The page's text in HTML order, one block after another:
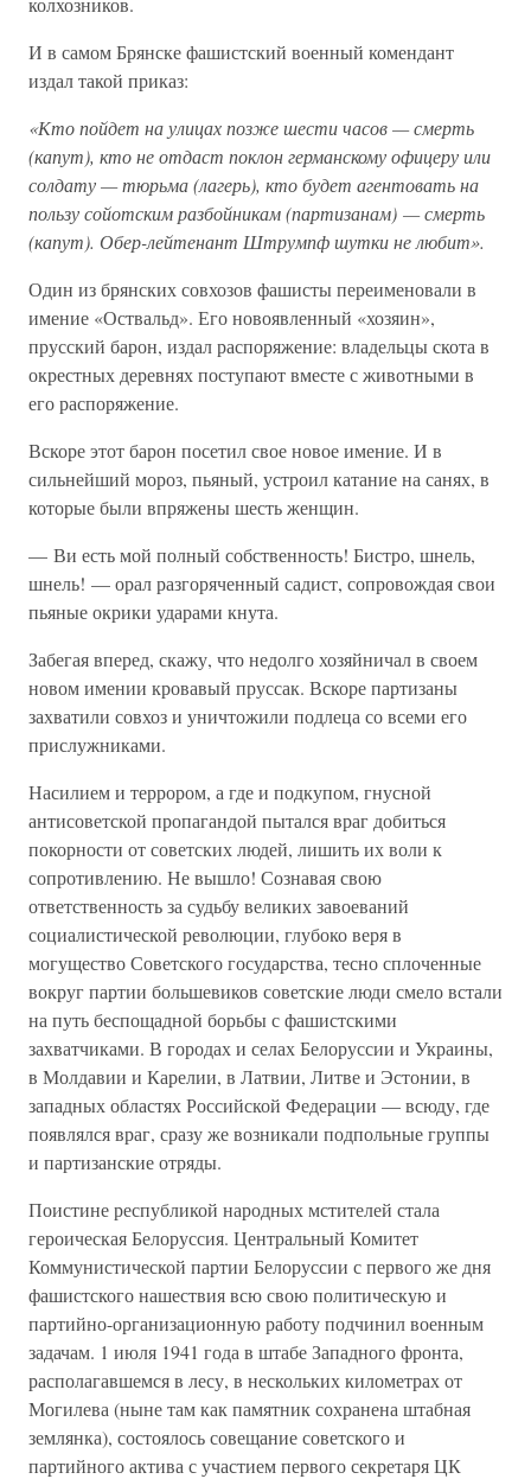
И в самом Брянске фашистский военный комендант
издал такой приказ:
«Кто пойдет на улицах позже шести часов — смерть
(капут), кто не отдаст поклон германскому офицеру или
солдату — тюрьма (лагерь), кто будет агентовать на
пользу сойотским разбойникам (партизанам) — смерть
(капут). Обер-лейтенант Штрумпф шутки не любит».
Один из брянских совхозов фашисты переименовали в
имение «Оствальд». Его новоявленный «хозяин»,
прусский барон, издал распоряжение: владельцы скота в
окрестных деревнях поступают вместе с животными в
его распоряжение.
Вскоре этот барон посетил свое новое имение. И в
сильнейший мороз, пьяный, устроил катание на санях, в
которые были впряжены шесть женщин.
— Ви есть мой полный собственность! Бистро, шнель,
шнель! — орал разгоряченный садист, сопровождая свои
пьяные окрики ударами кнута.
Забегая вперед, скажу, что недолго хозяйничал в своем
новом имении кровавый пруссак. Вскоре партизаны
захватили совхоз и уничтожили подлеца со всеми его
прислужниками.
Насилием и террором, а где и подкупом, гнусной
антисоветской пропагандой пытался враг добиться
покорности от советских людей, лишить их воли к
сопротивлению. Не вышло! Сознавая свою
ответственность за судьбу великих завоеваний
социалистической революции, глубоко веря в
могущество Советского государства, тесно сплоченные
вокруг партии большевиков советские люди смело встали
на путь беспощадной борьбы с фашистскими
захватчиками. В городах и селах Белоруссии и Украины,
в Молдавии и Карелии, в Латвии, Литве и Эстонии, в
западных областях Российской Федерации — всюду, где
появлялся враг, сразу же возникали подпольные группы
и партизанские отряды.
Поистине республикой народных мстителей стала
героическая Белоруссия. Центральный Комитет
Коммунистической партии Белоруссии с первого же дня
фашистского нашествия всю свою политическую и
партийно-организационную работу подчинил военным
задачам. 1 июля 1941 года в штабе Западного фронта,
располагавшемся в лесу, в нескольких километрах от
Могилева (ныне там как памятник сохранена штабная
землянка), состоялось совещание советского и
партийного актива с участием первого секретаря ЦК